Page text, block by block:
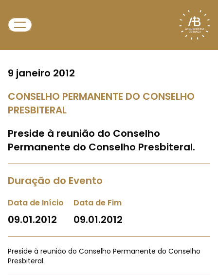
9 janeiro 2012
CONSELHO PERMANENTE DO CONSELHO
PRESBITERAL
Preside à reunião do Conselho
Permanente do Conselho Presbiteral.
Duração do Evento
Data de Início
09.01.2012
Data de Fim
09.01.2012
Preside à reunião do Conselho Permanente do Conselho
Presbiteral.